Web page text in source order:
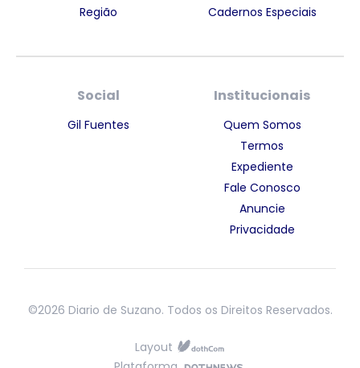
Região
Cadernos Especiais
Social
Gil Fuentes
Institucionais
Quem Somos
Termos
Expediente
Fale Conosco
Anuncie
Privacidade
©2026 Diario de Suzano. Todos os Direitos Reservados.
Layout